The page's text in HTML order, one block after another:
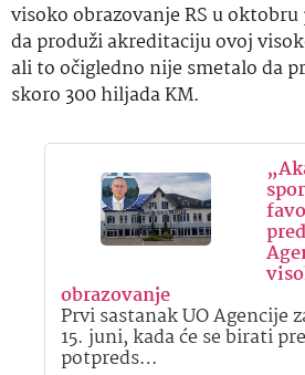
visoko obrazovanje RS u
da produži akreditaciju ovoj
ali to očigledno nije smetalo da
skoro 300 hiljada KM.
obrazovanje
Prvi sastanak UO Agencije
15. juni, kada će se birati
potpreds…